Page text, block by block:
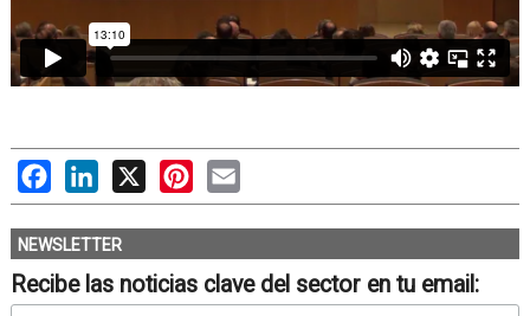
FacebookLinkedIn
X PinterestEmail
NEWSLETTER
Recibe las noticias clave del sector en tu email: